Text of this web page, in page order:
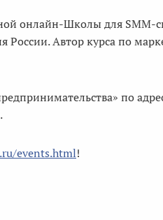
онлайн-Школы для SMM-
Автор курса по
по
events.html!